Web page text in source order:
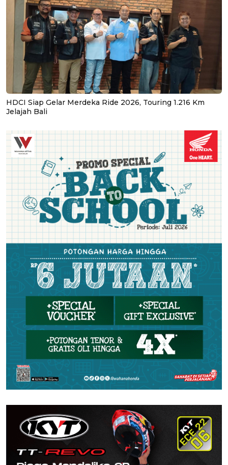
HDCI Siap Gelar Merdeka Ride 2026, Touring 1.216 Km
Jelajah Bali